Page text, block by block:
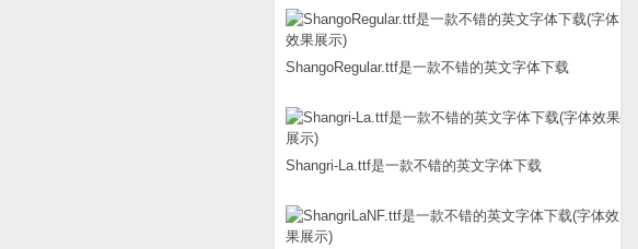
ShangoRegular.ttf是一款不错的英文字体下载
Shangri-La.ttf是一款不错的英文字体下载